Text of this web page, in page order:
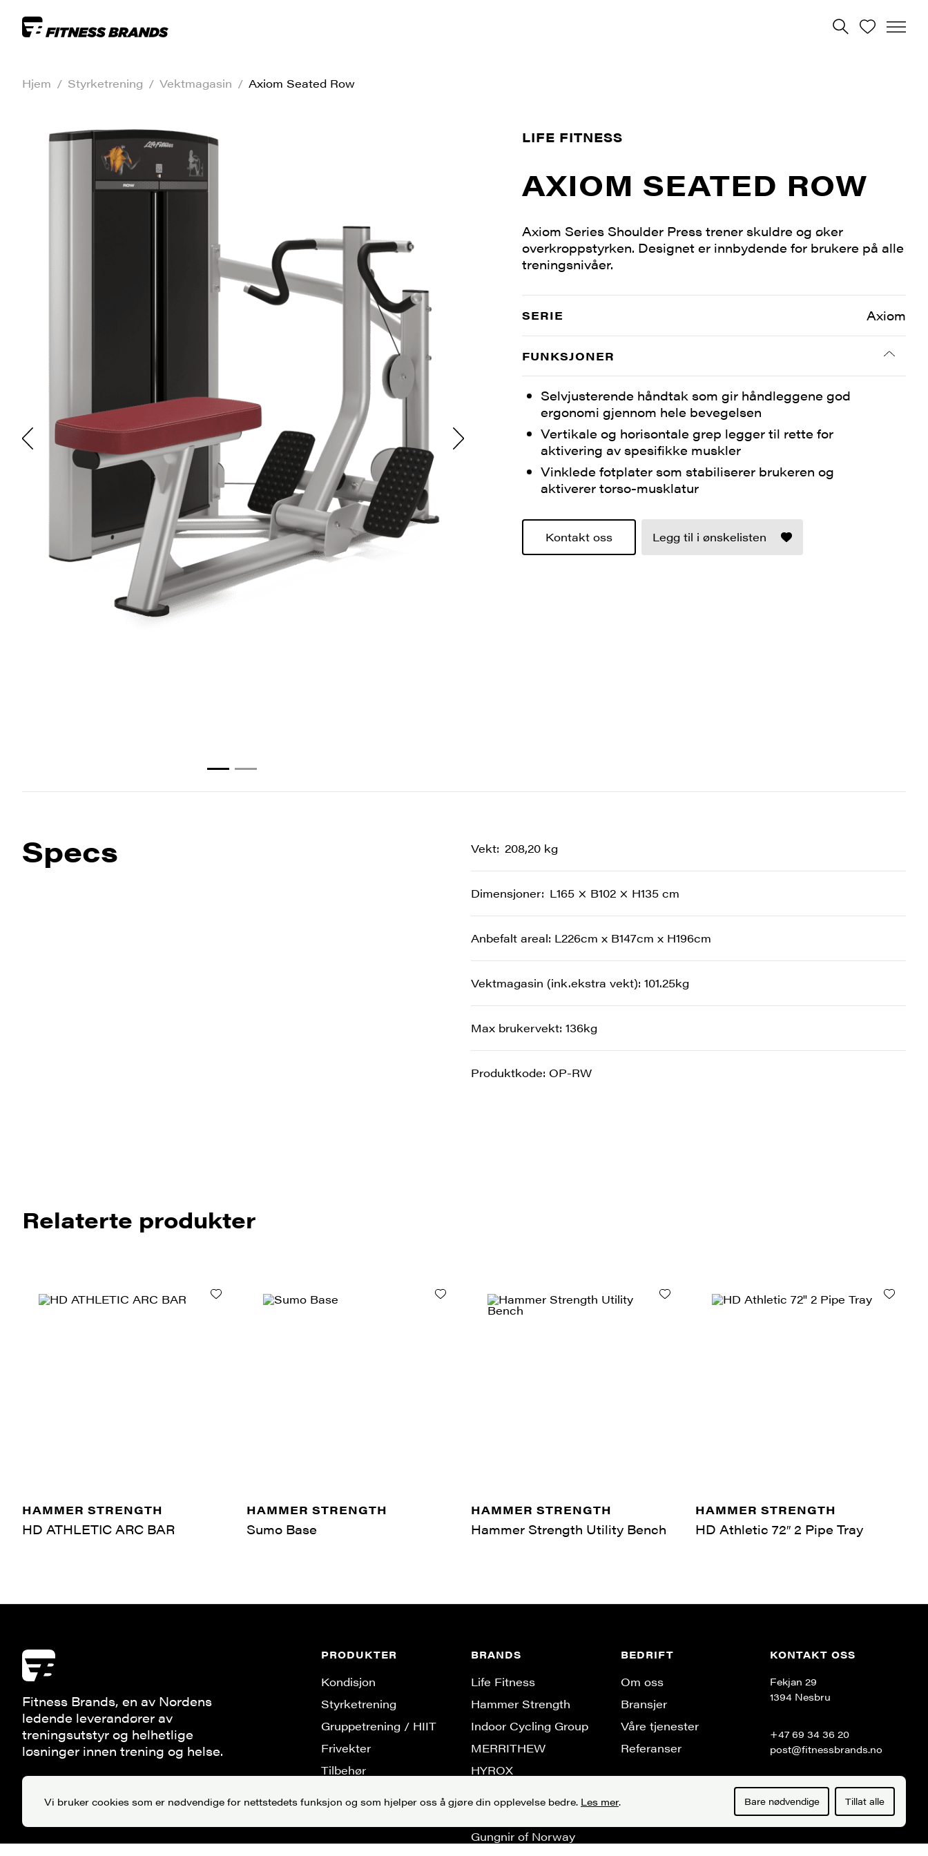
Hjem / Styrketrening / Vektmagasin / Axiom Seated Row
LIFE FITNESS
AXIOM SEATED ROW
Axiom Series Shoulder Press trener skuldre og øker
overkroppstyrken. Designet er innbydende for brukere på alle
treningsnivåer.
SERIE Axiom
FUNKSJONER
Selvjusterende håndtak som gir håndleggene god
ergonomi gjennom hele bevegelsen
Vertikale og horisontale grep legger til rette for
aktivering av spesifikke muskler
Vinklede fotplater som stabiliserer brukeren og
aktiverer torso-musklatur
Kontakt oss Legg til i ønskelisten
Specs Vekt 208,20 kg
Dimensjoner L165 × B102 × H135 cm
Anbefalt areal: L226cm x B147cm x H196cm
Vektmagasin (ink.ekstra vekt): 101.25kg
Max brukervekt: 136kg
Produktkode: OP-RW
Relaterte produkter
HAMMER STRENGTH
HD ATHLETIC ARC BAR
HAMMER STRENGTH
Sumo Base
HAMMER STRENGTH
Hammer Strength Utility Bench
HAMMER STRENGTH
HD Athletic 72″ 2 Pipe Tray
Fitness Brands, en av Nordens
ledende leverandører av
treningsutstyr og helhetlige
løsninger innen trening og helse.
PRODUKTER
Kondisjon
Styrketrening
Gruppe­trening / HIIT
Frivekter
Tilbehør
BRANDS
Life Fitness
Hammer Strength
Indoor Cycling Group
MERRITHEW
HYROX
Gungnir of Norway
BEDRIFT
Om oss
Bransjer
Våre tjenester
Referanser
KONTAKT OSS
Fekjan 29
1394 Nesbru
+47 69 34 36 20
post@fitnessbrands.no
Vi bruker cookies som er nødvendige for nettstedets funksjon og som hjelper oss å gjøre din opplevelse bedre. Les mer. Bare nødvendige Tillat alle